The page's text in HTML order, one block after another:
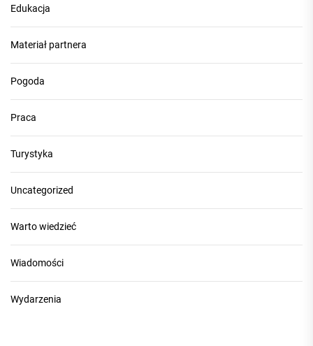
Edukacja
Materiał partnera
Pogoda
Praca
Turystyka
Uncategorized
Warto wiedzieć
Wiadomości
Wydarzenia